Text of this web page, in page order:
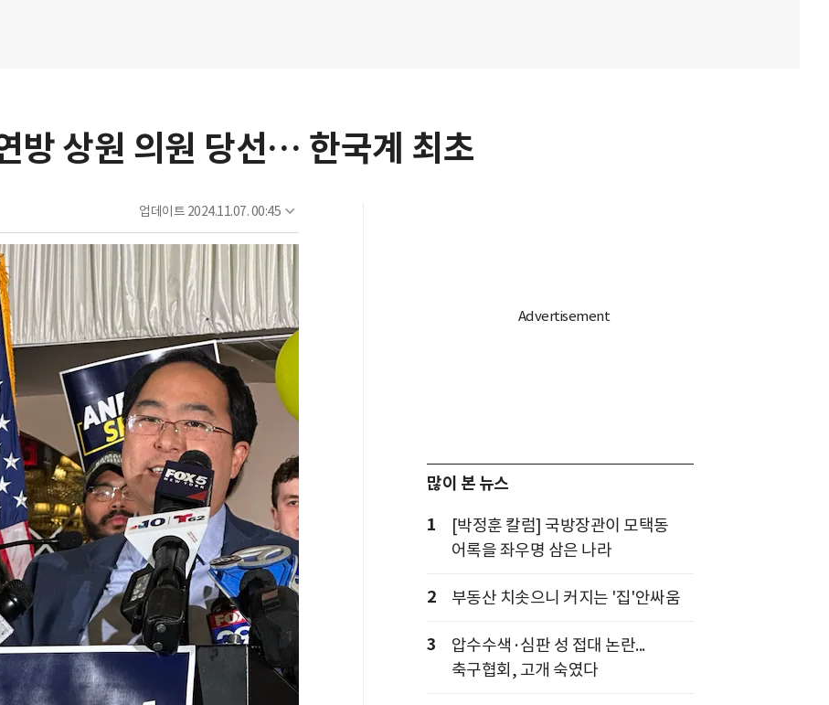
방 상원 의원 당선… 한국계 최초
업데이트 2024.11.07. 00:45
많이 본 뉴스
1
[박정훈 칼럼] 국방장관이 모택동
어록을 좌우명 삼은 나라
2 부동산 치솟으니 커지는 '집'안싸움
3
압수수색·심판 성 접대 논란...
축구협회, 고개 숙였다